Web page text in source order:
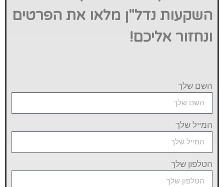
השקעות נדל"ן מלאו את הפרטים
ונחזור אליכם!
השם שלך
המייל שלך
הטלפון שלך